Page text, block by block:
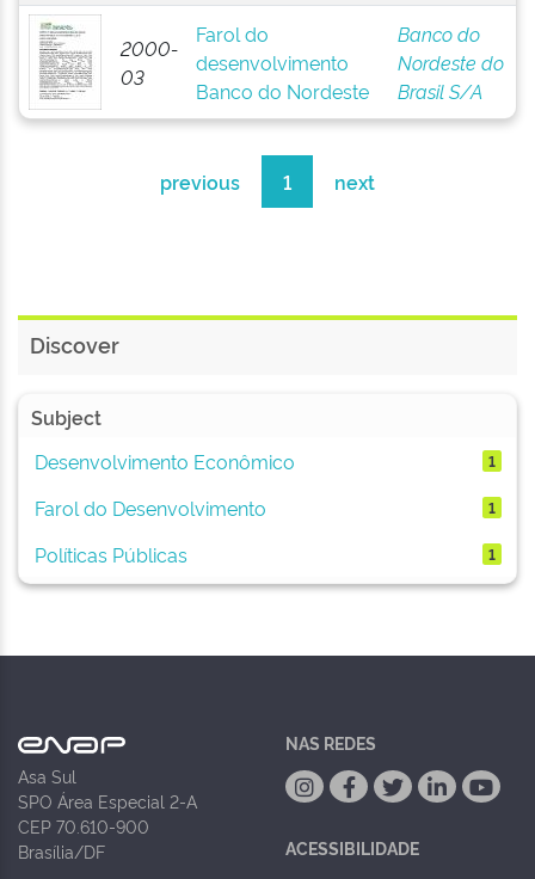
2000-
03
Farol do
desenvolvimento
Banco do Nordeste
Banco do
Nordeste do
Brasil S/A
previous 1 next
Discover
Subject
Desenvolvimento Econômico
1
Farol do Desenvolvimento 1
Políticas Públicas 1
Asa Sul
SPO Área Especial 2-A
CEP 70.610-900
Brasília/DF
NAS REDES
ACESSIBILIDADE